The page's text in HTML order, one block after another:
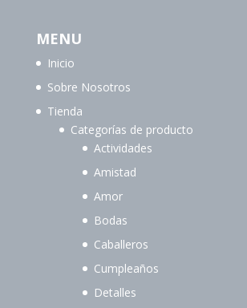
MENU
Inicio
Sobre Nosotros
Tienda
Categorías de producto
Actividades
Amistad
Amor
Bodas
Caballeros
Cumpleaños
Detalles